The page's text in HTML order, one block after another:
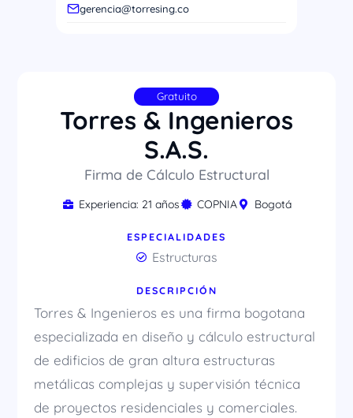
gerencia@torresing.co
Gratuito
Torres & Ingenieros
S.A.S.
Firma de Cálculo Estructural
Experiencia: 21 años COPNIA Bogotá
ESPECIALIDADES
Estructuras
DESCRIPCIÓN
Torres & Ingenieros es una firma bogotana
especializada en diseño y cálculo estructural
de edificios de gran altura estructuras
metálicas complejas y supervisión técnica
de proyectos residenciales y comerciales.